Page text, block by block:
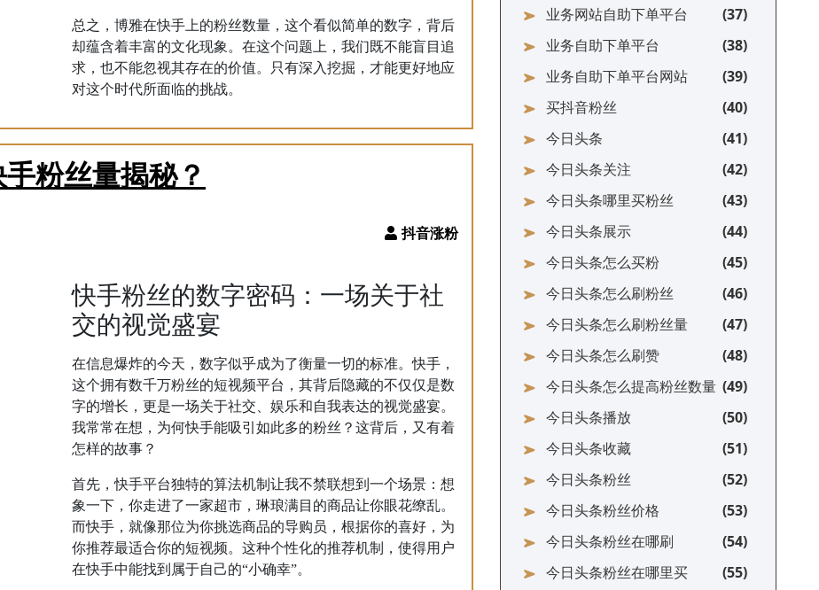
总之，博雅在快手上的粉丝数量，这个看似简单的数字，背后
却蕴含着丰富的文化现象。在这个问题上，我们既不能盲目追
求，也不能忽视其存在的价值。只有深入挖掘，才能更好地应
对这个时代所面临的挑战。
粉丝量揭秘？
快手粉丝的数字密码：一场关于社
交的视觉盛宴
在信息爆炸的今天，数字似乎成为了衡量一切的标准。快手，
这个拥有数千万粉丝的短视频平台，其背后隐藏的不仅仅是数
字的增长，更是一场关于社交、娱乐和自我表达的视觉盛宴。
我常常在想，为何快手能吸引如此多的粉丝？这背后，又有着
怎样的故事？
首先，快手平台独特的算法机制让我不禁联想到一个场景：想
象一下，你走进了一家超市，琳琅满目的商品让你眼花缭乱。
而快手，就像那位为你挑选商品的导购员，根据你的喜好，为
你推荐最适合你的短视频。这种个性化的推荐机制，使得用户
在快手中能找到属于自己的“小确幸”。
业务网站自助下单平台
业务自助下单平台
业务自助下单平台网站
买抖音粉丝
今日头条
今日头条关注
今日头条哪里买粉丝
今日头条展示
今日头条怎么买粉
今日头条怎么刷粉丝
今日头条怎么刷粉丝量
今日头条怎么刷赞
今日头条怎么提高粉丝数量
今日头条播放
今日头条收藏
今日头条粉丝
今日头条粉丝价格
今日头条粉丝在哪刷
今日头条粉丝在哪里买